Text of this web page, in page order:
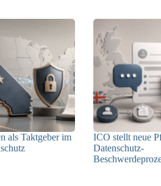
als Taktgeber im
ICO stellt neue
Datenschutz-